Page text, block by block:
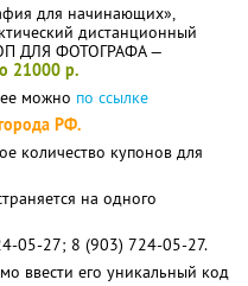
для начинающих»,
дистанционный
ДЛЯ ФОТОГРАФА —
21000 р.
можно по ссылке
РФ.
количество купонов для
на одного
05-27; 8 (903) 724-05-27.
ввести его уникальный код